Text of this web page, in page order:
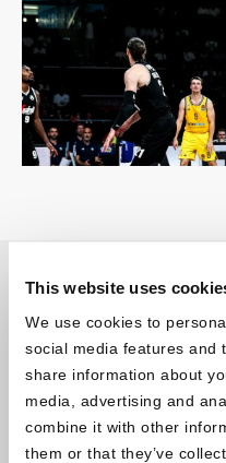
This website uses
We use cookies to
social media features and
share information about
media, advertising and
combine it with other
them or that they’ve
Inscrivez-vous à la newsletter:
mail.
J'accepte lesCGVet les
des données.